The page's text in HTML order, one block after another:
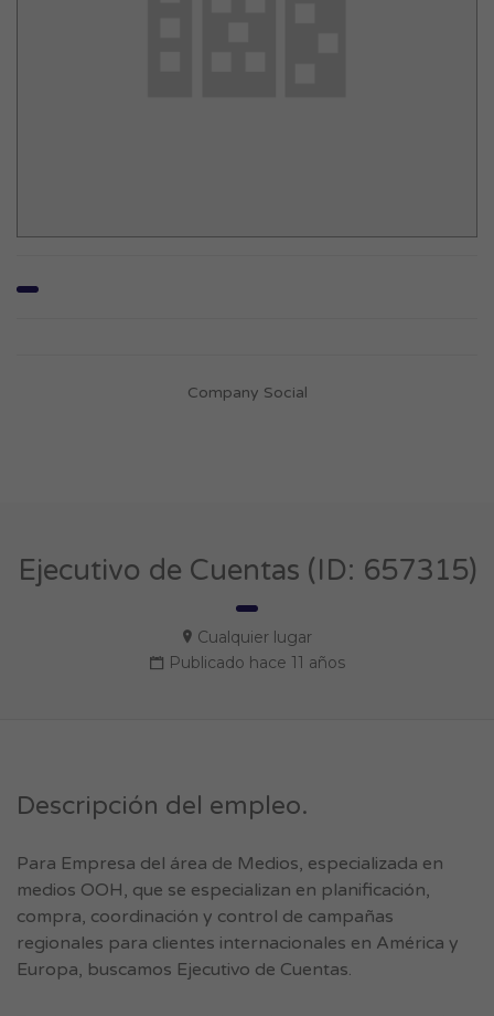
Company Social
Ejecutivo de Cuentas (ID: 657315)
Cualquier lugar
Publicado hace 11 años
Descripción del empleo.
Para Empresa del área de Medios, especializada en
medios OOH, que se especializan en planificación,
compra, coordinación y control de campañas
regionales para clientes internacionales en América y
Europa, buscamos Ejecutivo de Cuentas.